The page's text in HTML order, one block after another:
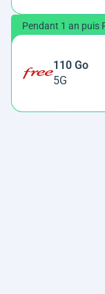
Pendant 1 an puis
110 Go
5G